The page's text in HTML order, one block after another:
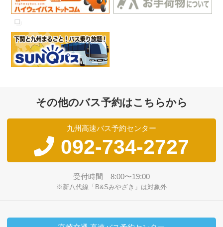
その他のバス予約はこちらから
九州高速バス予約センター
092-734-2727
受付時間 8:00〜19:00
※新八代線「B&Sみやざき」は対象外